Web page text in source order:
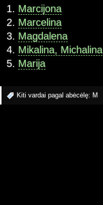
Marcijona
Marcelina
Magdalena
Mikalina, Michalina
Marija
Kiti vardai pagal abėcėlę: M